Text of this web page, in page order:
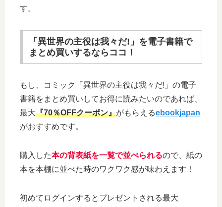
す。
「異世界の主役は我々だ!」を電子書籍で
まとめ買いするならココ！
もし、コミック「異世界の主役は我々だ!」の電子
書籍をまとめ買いしてお得に読みたいのであれば、
最大『70％OFFクーポン』がもらえるebookjapan
がおすすめです。
購入した本の背表紙を一覧で並べられるので、紙の
本を本棚に並べた時のワクワク感が味わえます！
初めてログインするとプレゼントされる最大